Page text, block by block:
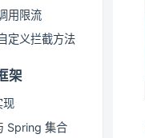
用限流
定义拦截方法
架
现
Spring 集合